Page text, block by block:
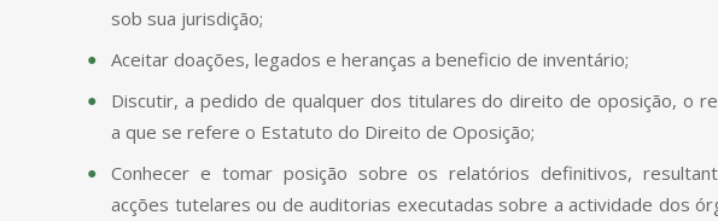
sob sua jurisdição;
Aceitar doações, legados e heranças a beneficio de inventário;
Discutir, a pedido de qualquer dos titulares do direito de oposição, o
a que se refere o Estatuto do Direito de Oposição;
Conhecer e tomar posição sobre os relatórios definitivos,
acções tutelares ou de auditorias executadas sobre a actividade dos